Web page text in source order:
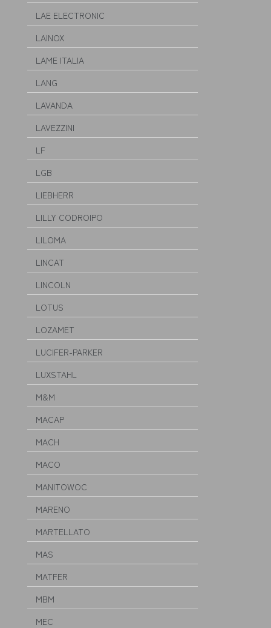
LAE ELECTRONIC
LAINOX
LAME ITALIA
LANG
LAVANDA
LAVEZZINI
LF
LGB
LIEBHERR
LILLY CODROIPO
LILOMA
LINCAT
LINCOLN
LOTUS
LOZAMET
LUCIFER-PARKER
LUXSTAHL
M&M
MACAP
MACH
MACO
MANITOWOC
MARENO
MARTELLATO
MAS
MATFER
MBM
MEC